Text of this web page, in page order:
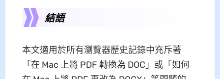
結語
本文適用於所有瀏覽器歷史記錄中充斥著
「在 Mac 上將 PDF 轉換為 DOC」或「如何